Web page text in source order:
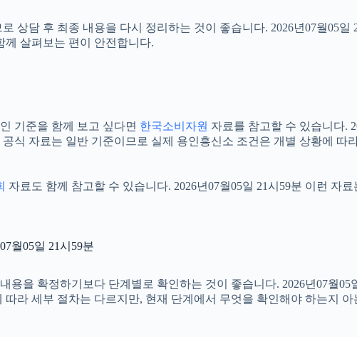
상담 후 최종 내용을 다시 정리하는 것이 좋습니다. 2026년07월05
께 살펴보는 편이 안전합니다.
기준을 함께 보고 싶다면 한국소비자원 자료를 참고할 수 있습니다.
식 자료는 일반 기준이므로 실제 용인흥신소 조건은 개별 상황에 따
자료도 함께 참고할 수 있습니다. 2026년07월05일 21시59분 이런 자
월05일 21시59분
을 확정하기보다 단계별로 확인하는 것이 좋습니다. 2026년07월
라 세부 절차는 다르지만, 현재 단계에서 무엇을 확인해야 하는지